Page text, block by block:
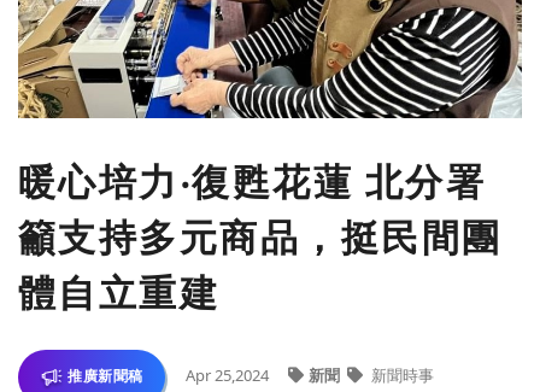
暖心培力‧復甦花蓮 北分署
籲支持多元商品，挺民間團
體自立重建
推廣新聞稿 Apr 25,2024 新聞 新聞時事